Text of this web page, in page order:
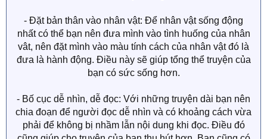
- Đặt bản thân vào nhân vật: Để nhân vật sống động
nhất có thể bạn nên đưa mình vào tình huống của nhân
vât, nên đặt mình vào màu tính cách của nhân vật đó là
đưa là hành động. Điều này sẽ giúp tổng thể truyện của
bạn có sức sống hơn.
- Bố cục dễ nhìn, dễ đọc: Với những truyện dài bạn nên
chia đoạn để người đọc dễ nhìn và có khoảng cách vừa
phải để không bị nhầm lẫn nội dung khi đọc. Điều đó